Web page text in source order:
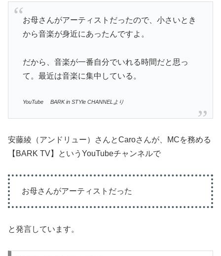
お母さんがアーティストだったので、小さいとき
から音楽が身近にあったんですよ。
だから、音楽が一番自分でいれる時間だと思っ
て。最近は音楽に集中している。
YouTube BARK in STYle CHANNELより
安藤綾（アンドリュー）さんとCaroさんが、MCを務める
【BARK TV】というYouTubeチャンネルで
お母さんがアーティストだった
と発言しています。